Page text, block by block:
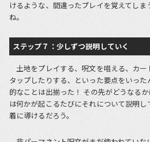
けるような、間違ったプレイを覚えてしま
ね。
ステップ７：少しずつ説明していく
土地をプレイする、呪文を唱える、カー
タップしたりする、といった要点をいっ
的なことは出揃った！ その先がどうなる
は何かが起こるたびにそれについて説明
着に導けるだろう。